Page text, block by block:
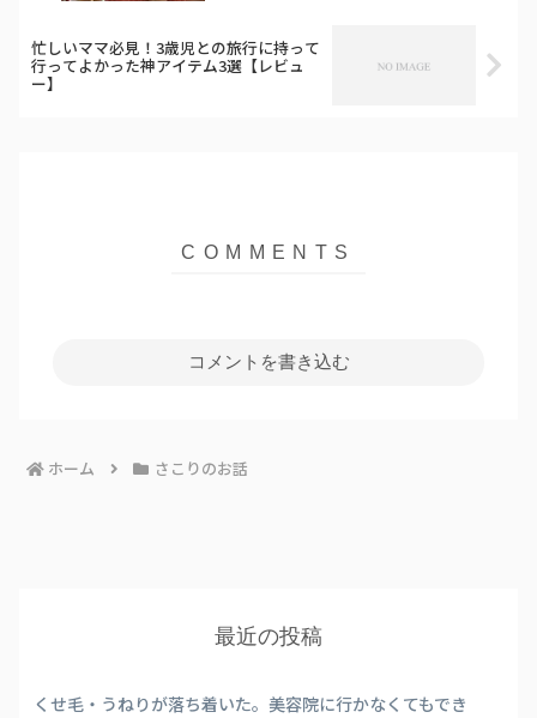
忙しいママ必見！3歳児との旅行に持って
行ってよかった神アイテム3選【レビュ
ー】
コメントを書き込む
ホーム さこりのお話
最近の投稿
くせ毛・うねりが落ち着いた。美容院に行かなくてもでき